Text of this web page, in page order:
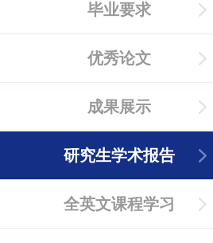
毕业要求
优秀论文
成果展示
研究生学术报告
全英文课程学习